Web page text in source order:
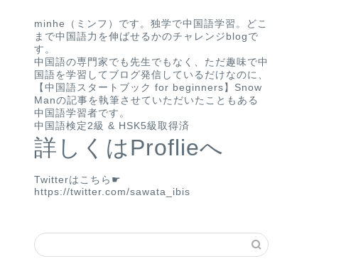
minhe（ミンフ）です。独学で中国語学習。どこ
まで中国語力を伸ばせるかのチャレンジblogで
す。
中国語の専門家でも先生でもなく、ただ趣味で中
国語を学習してブログ発信しているだけなのに、
【中国語スタートブック for beginners】Snow
Manの記事を執筆させていただいたこともある
中国語学習者です。
中国語検定2級 & HSK5級取得済
詳しくはProflieへ
Twitterはこちら☛
https://twitter.com/sawata_ibis